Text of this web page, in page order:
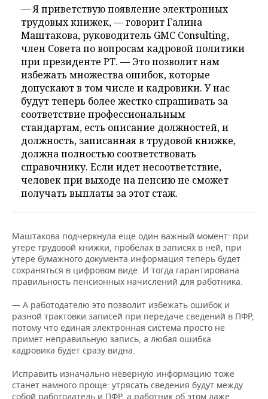
— Я приветствую появление электронных
трудовых книжек, — говорит Галина
Маштакова, руководитель GMC Consulting,
член Совета по вопросам кадровой политики
при президенте РТ. — Это позволит нам
избежать множества ошибок, которые
допускают в том числе и кадровики. У нас
будут теперь более жестко спрашивать за
соответствие профессиональным
стандартам, есть описание должностей, и
должность, записанная в трудовой книжке,
должна полностью соответствовать
справочнику. Если идет несоответствие,
человек при выходе на пенсию не сможет
получать выплаты за этот стаж.
Маштакова подчеркнула еще один важный момент: при
утере трудовой книжки, пробелах в записях в ней, при
утере бумажного документа информация теперь будет
сохраняться в цифровом виде. И тогда гарантирована
правильность пенсионных начислений для работника.
— А работодателю это позволит избежать ошибок и
разной трактовки записей при передаче сведений в ПФР,
потому что единая электронная система просто не
примет неправильную запись, а любая ошибка
кадровика будет сразу видна.
Исправить изначально неверную информацию тоже
станет намного проще: утрясать сведения будут между
собой работодатель и ПФР, а работник об этом даже